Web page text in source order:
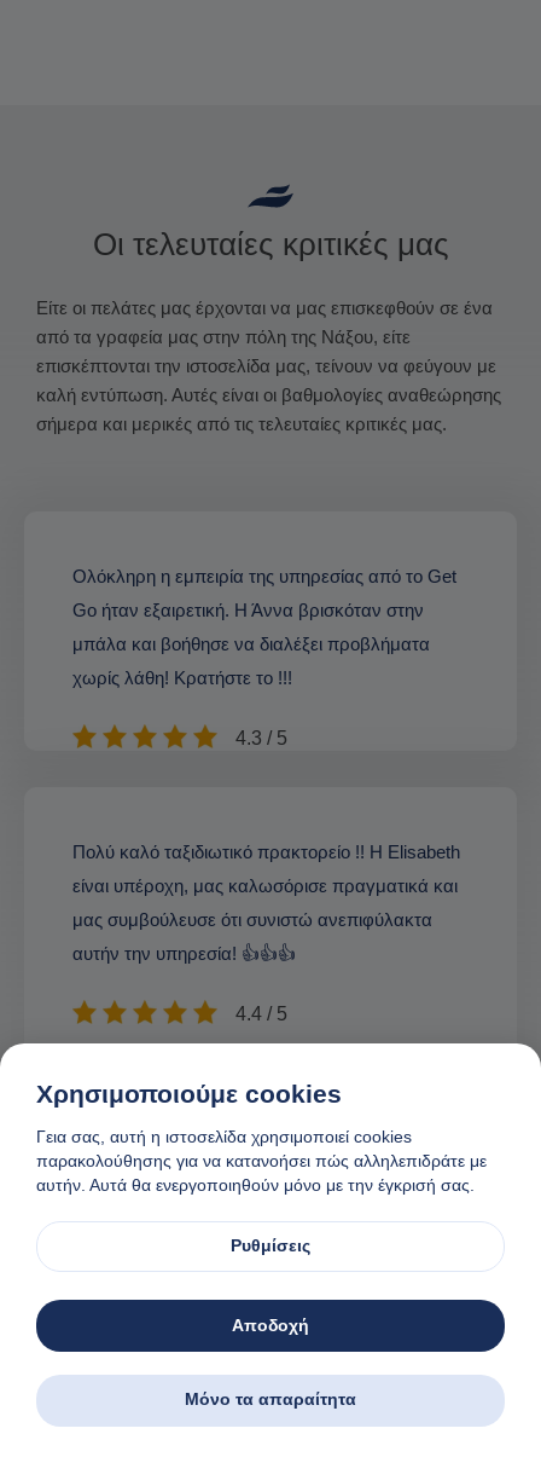
Οι τελευταίες κριτικές μας
Είτε οι πελάτες μας έρχονται να μας επισκεφθούν σε ένα
από τα γραφεία μας στην πόλη της Νάξου, είτε
επισκέπτονται την ιστοσελίδα μας, τείνουν να φεύγουν με
καλή εντύπωση. Αυτές είναι οι βαθμολογίες αναθεώρησης
σήμερα και μερικές από τις τελευταίες κριτικές μας.
Ολόκληρη η εμπειρία της υπηρεσίας από το Get
Go ήταν εξαιρετική. Η Άννα βρισκόταν στην
μπάλα και βοήθησε να διαλέξει προβλήματα
χωρίς λάθη! Κρατήστε το !!!
4.3 / 5
Πολύ καλό ταξιδιωτικό πρακτορείο !! Η Elisabeth
είναι υπέροχη, μας καλωσόρισε πραγματικά και
μας συμβούλευσε ότι συνιστώ ανεπιφύλακτα
αυτήν την υπηρεσία! 👍👍👍
4.4 / 5
Χρησιμοποιούμε cookies
Γεια σας, αυτή η ιστοσελίδα χρησιμοποιεί cookies
παρακολούθησης για να κατανοήσει πώς αλληλεπιδράτε με
αυτήν. Αυτά θα ενεργοποιηθούν μόνο με την έγκρισή σας.
Ρυθμίσεις
Αποδοχή
Μόνο τα απαραίτητα